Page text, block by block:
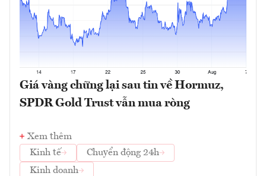
Giá vàng chững lại sau tin về Hormuz,
SPDR Gold Trust vẫn mua ròng
Xem thêm
Kinh tế
Chuyển động 24h
Kinh doanh